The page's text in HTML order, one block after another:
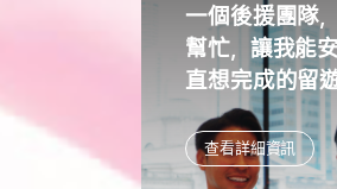
一個後援團隊
幫忙，讓我能
直想完成的留
查看詳細資訊